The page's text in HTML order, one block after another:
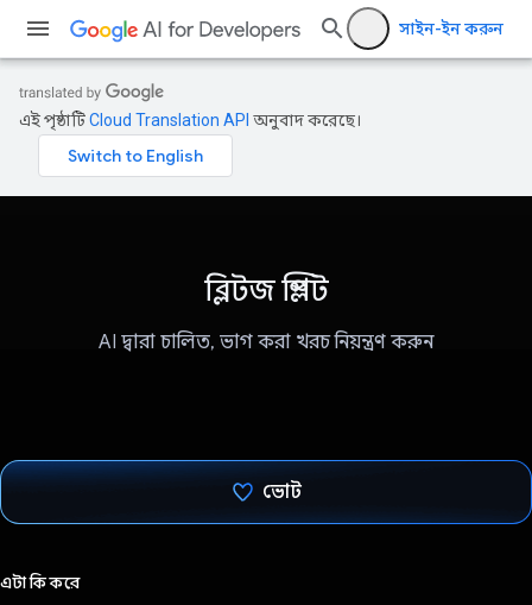
সাইন-ইন করুন
এই পৃষ্ঠাটিCloud Translation API অনুবাদ করেছে।
ব্লিটজ স্প্লিট
AI দ্বারা চালিত, ভাগ করা খরচ নিয়ন্ত্রণ করুন
ভোট
এটা কি করে